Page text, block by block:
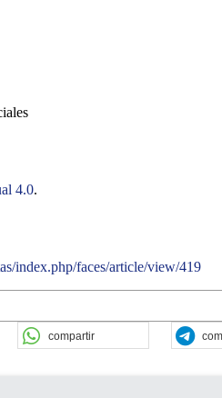
4.0.
index.php/faces/article/view/419
compartir